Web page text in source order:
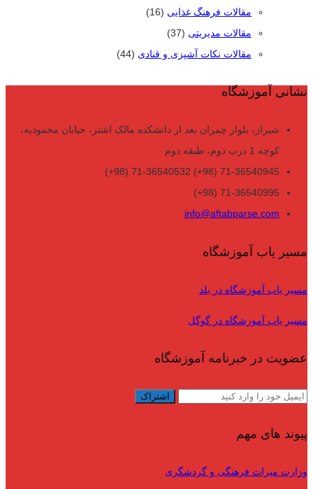
مقالات فرهنگ غذایی (16)
مقالات مدیریتی (37)
مقالات نکات آشپزی و قنادی (44)
نشانی آموزشگاه
شیراز، بلوار چمران بعد از دانشکده مالک اشتر، خیابان محمودیه،
کوچه 1 درب دوم، طبقه دوم
71-36540945 (98+) 71-36540532 (98+)
71-36540995 (98+)
info@aftabparse.com
مسیر یاب آموزشگاه
مسیر یاب آموزشگاه در بلد
مسیر یاب آموزشگاه در گوگل
عضویت در خبرنامه آموزشگاه
پیوند های مهم
وزارت میراث فرهنگی و گردشگری